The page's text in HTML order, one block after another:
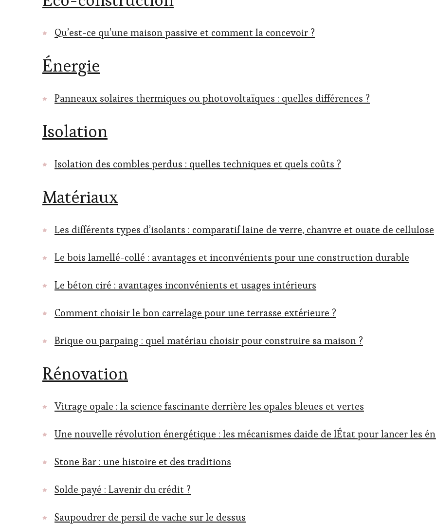
Qu’est-ce qu’une maison passive et comment la concevoir ?
Énergie
Panneaux solaires thermiques ou photovoltaïques : quelles différences ?
Isolation
Isolation des combles perdus : quelles techniques et quels coûts ?
Matériaux
Les différents types d’isolants : comparatif laine de verre, chanvre et ouate de cellulose
Le bois lamellé-collé : avantages et inconvénients pour une construction durable
Le béton ciré : avantages inconvénients et usages intérieurs
Comment choisir le bon carrelage pour une terrasse extérieure ?
Brique ou parpaing : quel matériau choisir pour construire sa maison ?
Rénovation
Vitrage opale : la science fascinante derrière les opales bleues et vertes
Une nouvelle révolution énergétique : les mécanismes daide de lÉtat pour lancer les
Stone Bar : une histoire et des traditions
Solde payé : Lavenir du crédit ?
Saupoudrer de persil de vache sur le dessus